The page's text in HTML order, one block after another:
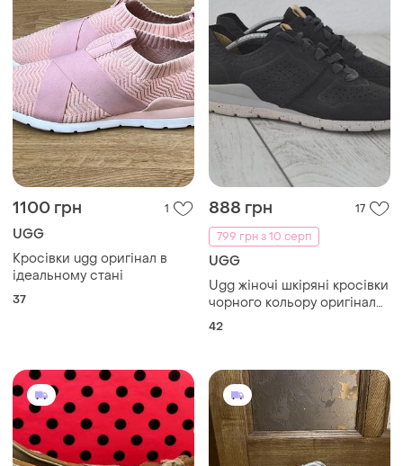
1100 грн 1
UGG
Кросівки ugg оригінал в
ідеальному стані
37
888 грн
17
799 грн з 10 серп
UGG
Ugg жіночі шкіряні кросівки
чорного кольору оригінал
42 розмір
42